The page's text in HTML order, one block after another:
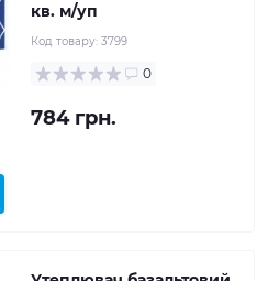
кв. м/уп
Код товару: 3799
0
784 грн.